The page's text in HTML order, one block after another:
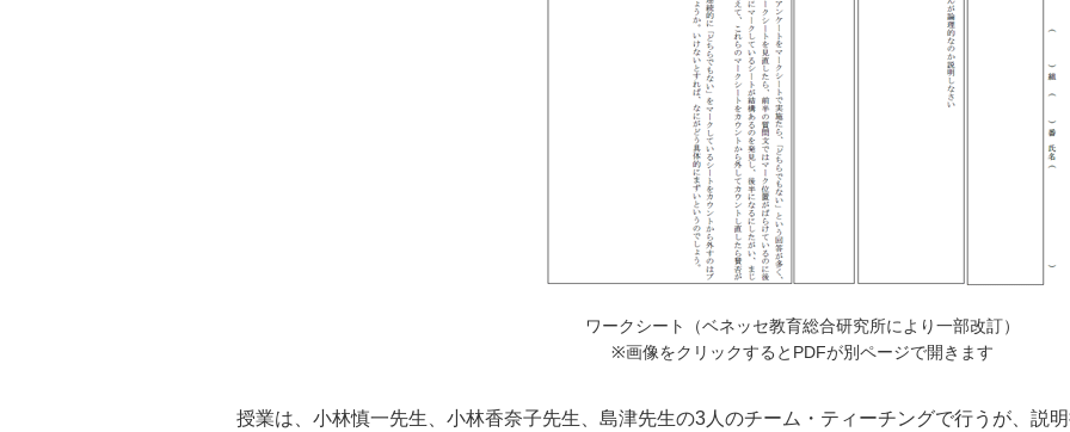
ワークシート（ベネッセ教育総合研究所により一部改訂）
※画像をクリックするとPDFが別ページで開きます
授業は、小林慎一先生、小林香奈子先生、島津先生の3人のチーム・ティーチングで行うが、説